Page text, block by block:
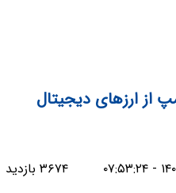
از ارزهای دیجیتال
۳۶۷۴ بازدید